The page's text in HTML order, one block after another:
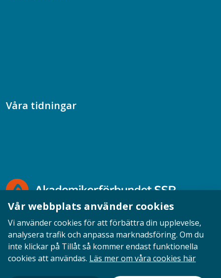
Våra tidningar
Opinion English Personuppgifter Cookies
Vår webbplats använder cookies
Vi använder cookies för att förbättra din upplevelse,
analysera trafik och anpassa marknadsföring. Om du
inte klickar på Tillåt så kommer endast funktionella
cookies att användas. Läs mer om våra cookies här